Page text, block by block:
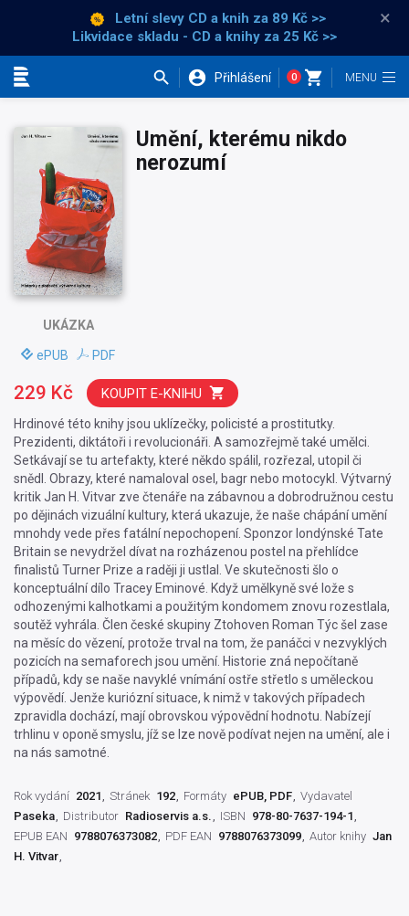
Letní slevy CD a knih za 89 Kč >>
Likvidace skladu - CD a knihy za 25 Kč >>
×
Přihlášení 0
UKÁZKA
ePUB PDF
Umění, kterému nikdo
nerozumí
Hrdinové této knihy jsou uklízečky, policisté a prostitutky.
Prezidenti, diktátoři i revolucionáři. A samozřejmě také umělci.
Setkávají se tu artefakty, které někdo spálil, rozřezal, utopil či
snědl. Obrazy, které namaloval osel, bagr nebo motocykl. Výtvarný
kritik Jan H. Vitvar zve čtenáře na zábavnou a dobrodružnou cestu
po dějinách vizuální kultury, která ukazuje, že naše chápání umění
mnohdy vede přes fatální nepochopení. Sponzor londýnské Tate
Britain se nevydržel dívat na rozházenou postel na přehlídce
finalistů Turner Prize a raději ji ustlal. Ve skutečnosti šlo o
konceptuální dílo Tracey Eminové. Když umělkyně své lože s
odhozenými kalhotkami a použitým kondomem znovu rozestlala,
soutěž vyhrála. Člen české skupiny Ztohoven Roman Týc šel zase
na měsíc do vězení, protože trval na tom, že panáčci v nezvyklých
pozicích na semaforech jsou umění. Historie zná nepočítaně
případů, kdy se naše navyklé vnímání ostře střetlo s uměleckou
výpovědí. Jenže kuriózní situace, k nimž v takových případech
zpravidla dochází, mají obrovskou výpovědní hodnotu. Nabízejí
trhlinu v oponě smyslu, jíž se lze nově podívat nejen na umění, ale i
na nás samotné.
229 Kč KOUPIT E-KNIHU
Rok vydání 2021 Stránek 192 Formáty ePUB, PDF Vydavatel
Paseka
Distributor Radioservis a.s. ISBN 978-80-7637-194-1
EPUB EAN 9788076373082 PDF EAN 9788076373099 Autor knihy Jan
H. Vitvar